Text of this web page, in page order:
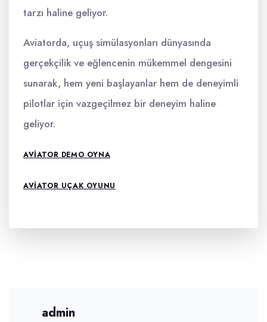
tarzı haline geliyor.
Aviatorda, uçuş simülasyonları dünyasında
gerçekçilik ve eğlencenin mükemmel dengesini
sunarak, hem yeni başlayanlar hem de deneyimli
pilotlar için vazgeçilmez bir deneyim haline
geliyor.
AVIATOR DEMO OYNA
AVIATOR UÇAK OYUNU
admin